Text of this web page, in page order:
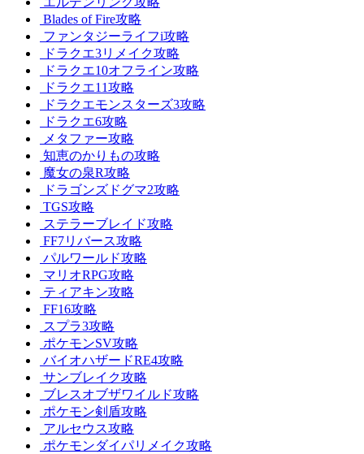
Blades of Fire攻略
ファンタジーライフi攻略
ドラクエ3リメイク攻略
ドラクエ10オフライン攻略
ドラクエ11攻略
ドラクエモンスターズ3攻略
ドラクエ6攻略
メタファー攻略
知恵のかりもの攻略
魔女の泉R攻略
ドラゴンズドグマ2攻略
TGS攻略
ステラーブレイド攻略
FF7リバース攻略
パルワールド攻略
マリオRPG攻略
ティアキン攻略
FF16攻略
スプラ3攻略
ポケモンSV攻略
バイオハザードRE4攻略
サンブレイク攻略
ブレスオブザワイルド攻略
ポケモン剣盾攻略
アルセウス攻略
ポケモンダイパリメイク攻略